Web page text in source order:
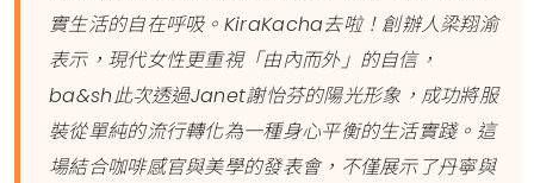
實生活的自在呼吸。KiraKacha去啦！創辦人梁翔渝
表示，現代女性更重視「由內而外」的自信，
ba&sh此次透過Janet謝怡芬的陽光形象，成功將服
裝從單純的流行轉化為一種身心平衡的生活實踐。這
場結合咖啡感官與美學的發表會，不僅展示了丹寧與